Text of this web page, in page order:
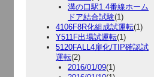
溝の口駅1.4番線ホーム
ドア結合試験(1)
4106F8R化組成試運転(1)
Y511F出場試運転(1)
5120FALL4扉化/TIP確認試
運転(2)
2016/01/09(1)